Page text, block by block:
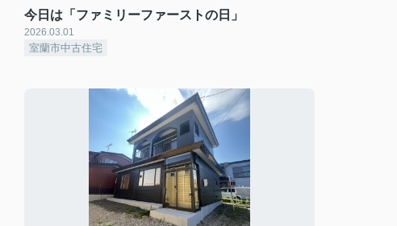
今日は「ファミリーファーストの日」
2026.03.01
室蘭市中古住宅